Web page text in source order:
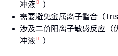
冲液
）
需要避免金属离子螯合（
涉及二价阳离子敏感反应（
冲液
）